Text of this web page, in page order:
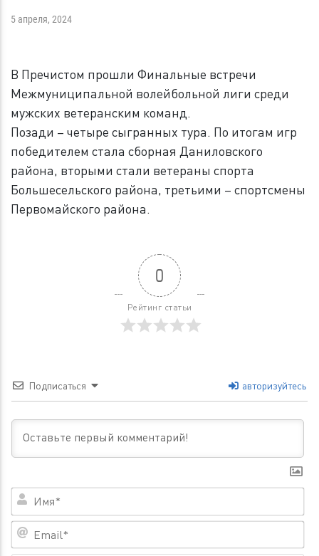
5 апреля, 2024
В Пречистом прошли Финальные встречи
Межмуниципальной волейбольной лиги среди
мужских ветеранским команд.
Позади – четыре сыгранных тура. По итогам игр
победителем стала сборная Даниловского
района, вторыми стали ветераны спорта
Большесельского района, третьими – спортсмены
Первомайского района.
0
Рейтинг статьи
Подписаться авторизуйтесь